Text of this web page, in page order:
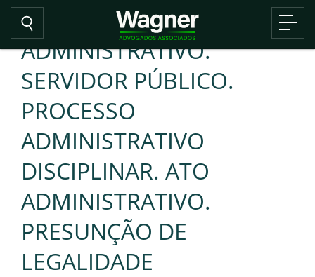
ADMINISTRATIVO.
SERVIDOR PÚBLICO.
PROCESSO
ADMINISTRATIVO
DISCIPLINAR. ATO
ADMINISTRATIVO.
PRESUNÇÃO DE
LEGALIDADE